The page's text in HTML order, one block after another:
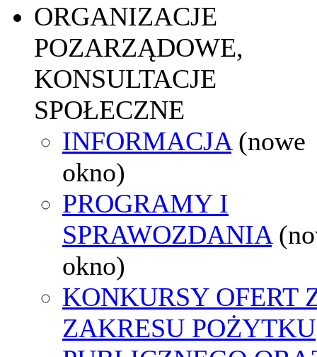
ORGANIZACJE
POZARZĄDOWE,
KONSULTACJE
SPOŁECZNE
INFORMACJA (nowe
okno)
PROGRAMY I
SPRAWOZDANIA
okno)
KONKURSY OFERT
ZAKRESU POŻYTKU